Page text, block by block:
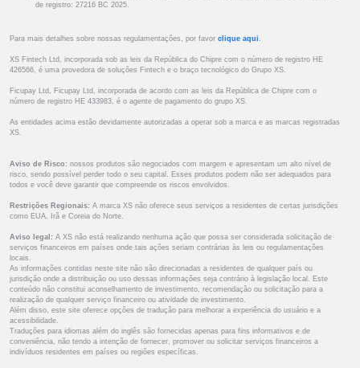
de registro: 27216 BC 2025.
Para mais detalhes sobre nossas regulamentações, por favor clique aqui .
XS Fintech Ltd, incorporada sob as leis da República do Chipre com o número de registro HE
426566, é uma provedora de soluções Fintech e o braço tecnológico do Grupo XS.
Ficupay Ltd, Ficupay Ltd, incorporada de acordo com as leis da República de Chipre com o
número de registro HE 433983, é o agente de pagamento do grupo XS.
As entidades acima estão devidamente autorizadas a operar sob a marca e as marcas registradas
XS.
Aviso de Risco: nossos produtos são negociados com margem e apresentam um alto nível de
risco, sendo possível perder todo o seu capital. Esses produtos podem não ser adequados para
todos e você deve garantir que compreende os riscos envolvidos.
Restrições Regionais: A marca XS não oferece seus serviços a residentes de certas jurisdições
como EUA, Irã e Coreia do Norte.
Aviso legal: A XS não está realizando nenhuma ação que possa ser considerada solicitação de
serviços financeiros em países onde tais ações seriam contrárias às leis ou regulamentações
locais.
As informações contidas neste site não são direcionadas a residentes de qualquer país ou
jurisdição onde a distribuição ou uso dessas informações seja contrário à legislação local. Este
conteúdo não constitui aconselhamento de investimento, recomendação ou solicitação para a
realização de qualquer serviço financeiro ou atividade de investimento.
Além disso, este site oferece opções de tradução para melhorar a experiência do usuário e a
acessibilidade.
Traduções para idiomas além do inglês são fornecidas apenas para fins informativos e de
conveniência, não tendo a intenção de fornecer, promover ou solicitar serviços financeiros a
indivíduos residentes em países ou regiões específicas.